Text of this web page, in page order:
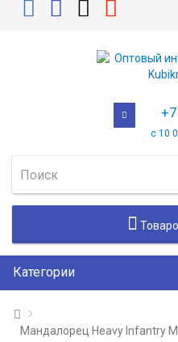
с 10
Категории
Мандалорец Heavy Infantry